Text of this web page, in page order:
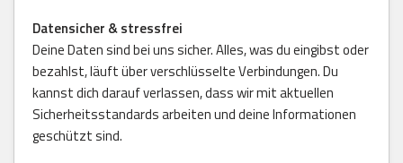
Datensicher & stressfrei
Deine Daten sind bei uns sicher. Alles, was du eingibst oder
bezahlst, läuft über verschlüsselte Verbindungen. Du
kannst dich darauf verlassen, dass wir mit aktuellen
Sicherheitsstandards arbeiten und deine Informationen
geschützt sind.